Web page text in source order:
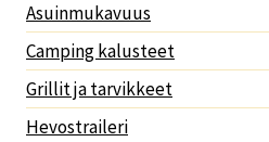
Asuinmukavuus
Camping kalusteet
Grillit ja tarvikkeet
Hevostraileri